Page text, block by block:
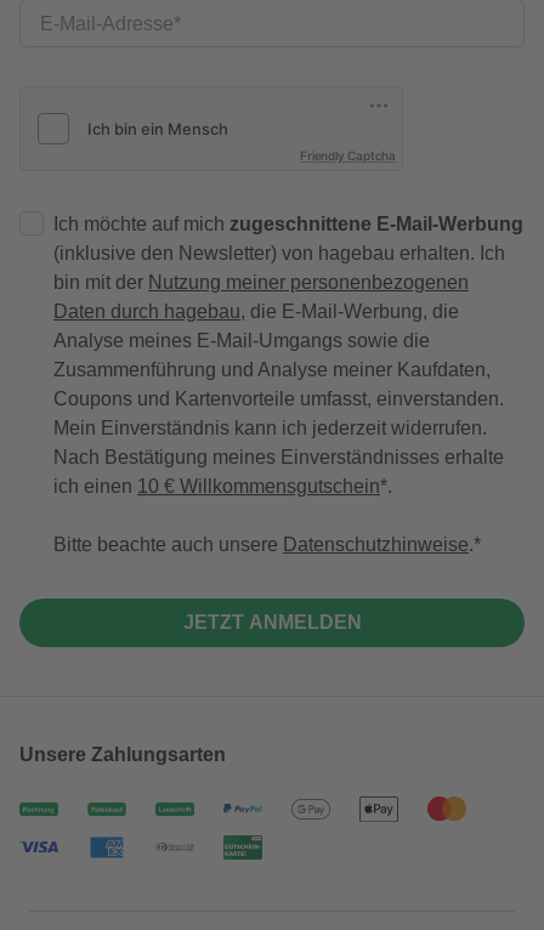
E-Mail-Adresse
Friendly Captcha
Ich möchte auf mich zugeschnittene E-Mail-Werbung
(inklusive den Newsletter) von hagebau erhalten. Ich
bin mit der Nutzung meiner personenbezogenen
Daten durch hagebau, die E-Mail-Werbung, die
Analyse meines E-Mail-Umgangs sowie die
Zusammenführung und Analyse meiner Kaufdaten,
Coupons und Kartenvorteile umfasst, einverstanden.
Mein Einverständnis kann ich jederzeit widerrufen.
Nach Bestätigung meines Einverständnisses erhalte
ich einen 10 € Willkommensgutschein*.
Bitte beachte auch unsere Datenschutzhinweise.
JETZT ANMELDEN
Unsere Zahlungsarten